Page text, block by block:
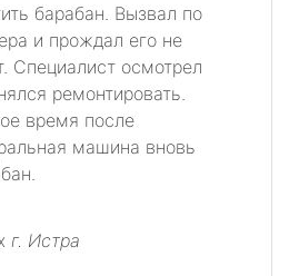
барабан. Вызвал по
и прождал его не
Специалист осмотрел
ремонтировать.
время после
машина вновь
г. Истра